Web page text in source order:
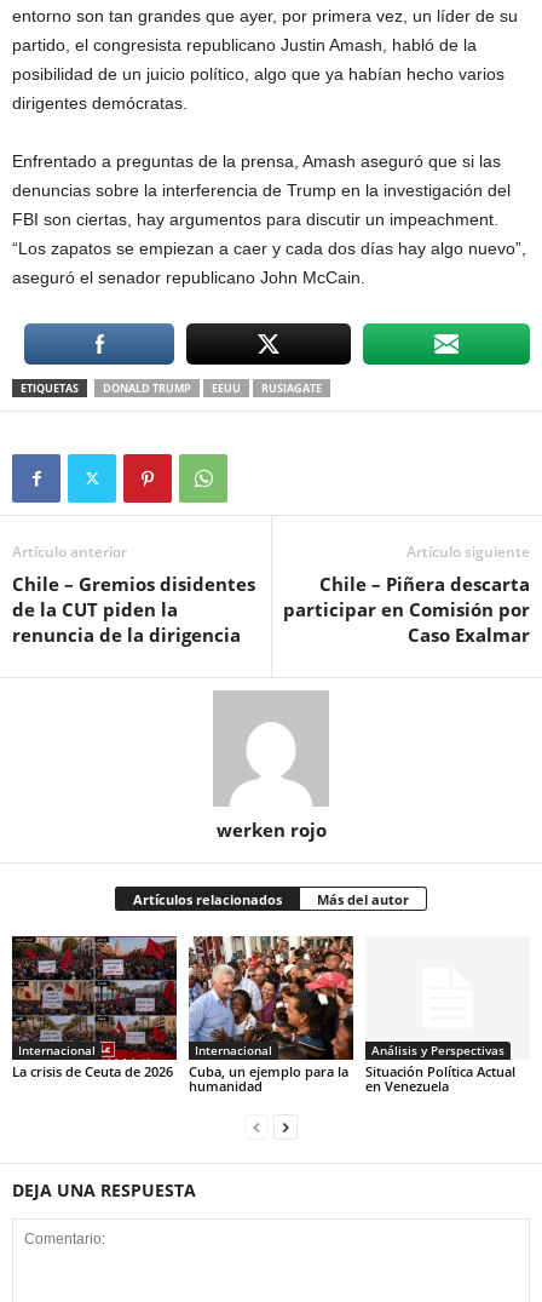
entorno son tan grandes que ayer, por primera vez, un líder de su
partido, el congresista republicano Justin Amash, habló de la
posibilidad de un juicio político, algo que ya habían hecho varios
dirigentes demócratas.
Enfrentado a preguntas de la prensa, Amash aseguró que si las
denuncias sobre la interferencia de Trump en la investigación del
FBI son ciertas, hay argumentos para discutir un impeachment.
“Los zapatos se empiezan a caer y cada dos días hay algo nuevo”,
aseguró el senador republicano John McCain.
ETIQUETAS DONALD TRUMP EEUU RUSIAGATE
Artículo anterior
Chile – Gremios disidentes
de la CUT piden la
renuncia de la dirigencia
Artículo siguiente
Chile – Piñera descarta
participar en Comisión por
Caso Exalmar
werken rojo
Artículos relacionados Más del autor
Internacional
La crisis de Ceuta de 2026
Internacional
Cuba, un ejemplo para la
humanidad
Análisis y Perspectivas
Situación Política Actual
en Venezuela
DEJA UNA RESPUESTA